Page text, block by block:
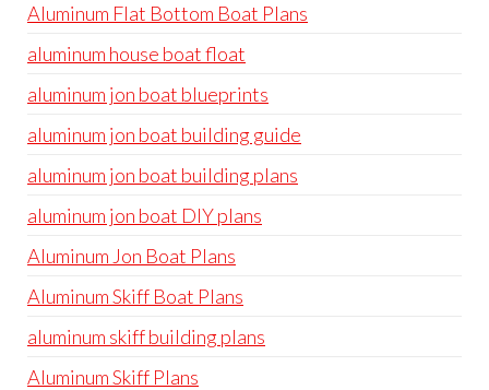
Aluminum Flat Bottom Boat Plans
aluminum house boat float
aluminum jon boat blueprints
aluminum jon boat building guide
aluminum jon boat building plans
aluminum jon boat DIY plans
Aluminum Jon Boat Plans
Aluminum Skiff Boat Plans
aluminum skiff building plans
Aluminum Skiff Plans